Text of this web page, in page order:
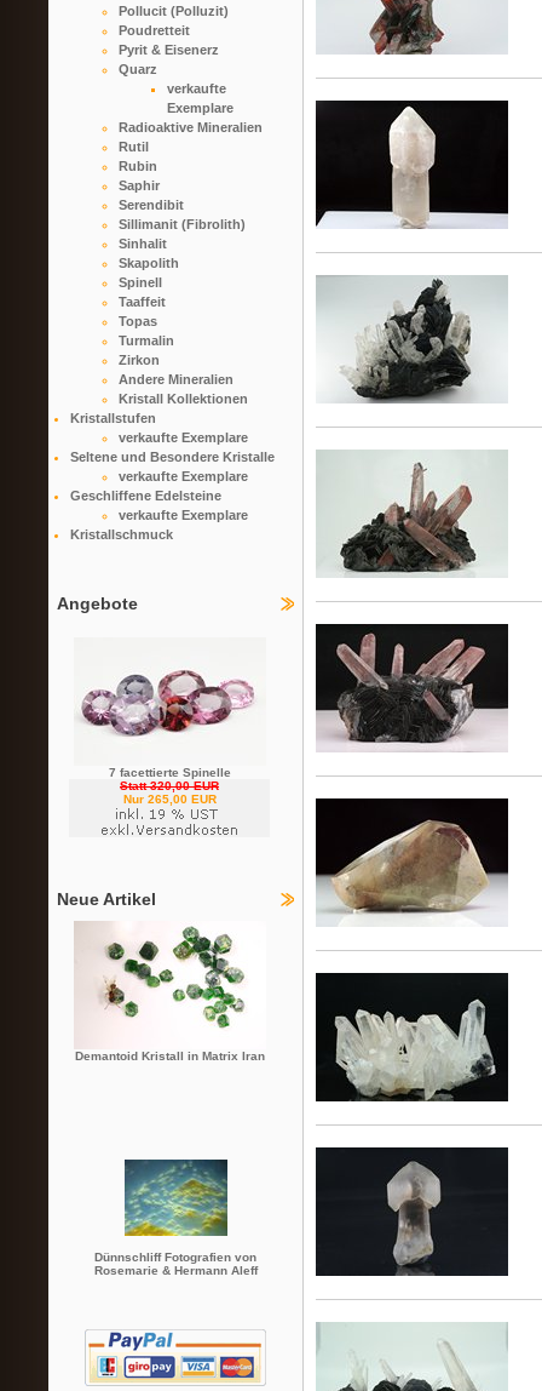
Pollucit (Polluzit)
Poudretteit
Pyrit & Eisenerz
Quarz
verkaufte
Exemplare
Radioaktive Mineralien
Rutil
Rubin
Saphir
Serendibit
Sillimanit (Fibrolith)
Sinhalit
Skapolith
Spinell
Taaffeit
Topas
Turmalin
Zirkon
Andere Mineralien
Kristall Kollektionen
Kristallstufen
verkaufte Exemplare
Seltene und Besondere Kristalle
verkaufte Exemplare
Geschliffene Edelsteine
verkaufte Exemplare
Kristallschmuck
Angebote
7 facettierte Spinelle
Statt 320,00 EUR
Nur 265,00 EUR
Neue Artikel
Demantoid Kristall in Matrix Iran
Dünnschliff Fotografien von
Rosemarie & Hermann Aleff